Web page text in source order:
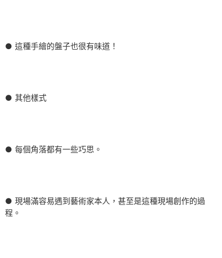
● 這種手繪的盤子也很有味道！
● 其他樣式
● 每個角落都有一些巧思。
● 現場滿容易遇到藝術家本人，甚至是這種現場創作的過
程。